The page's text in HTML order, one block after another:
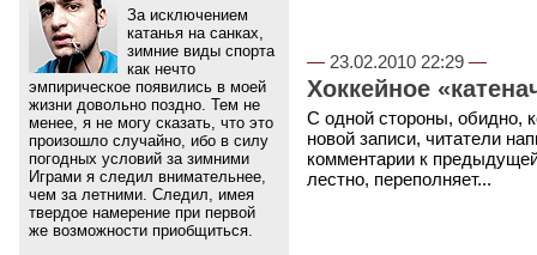
— 23.02.2010 22:29—
Хоккейное
С одной стороны, обидно,
новой записи, читатели
комментарии к
лестно, переполняет...
За исключением
катанья на санках,
зимние виды спорта
как нечто
эмпирическое появились в моей
жизни довольно поздно. Тем не
менее, я не могу сказать, что это
произошло случайно, ибо в силу
погодных условий за зимними
Играми я следил внимательнее,
чем за летними. Следил, имея
твердое намерение при первой
же возможности приобщиться.